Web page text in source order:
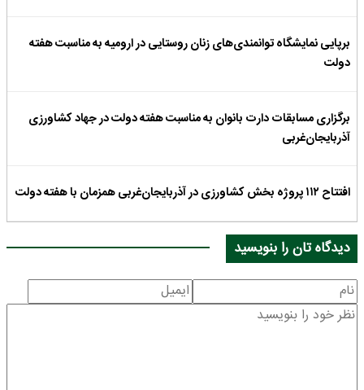
برپایی نمایشگاه توانمندی‌های زنان روستایی در ارومیه به مناسبت هفته
دولت
برگزاری مسابقات دارت بانوان به مناسبت هفته دولت در جهاد کشاورزی
آذربایجان‌غربی
افتتاح ۱۱۲ پروژه بخش کشاورزی در آذربایجان‌غربی همزمان با هفته دولت
دیدگاه تان را بنویسید